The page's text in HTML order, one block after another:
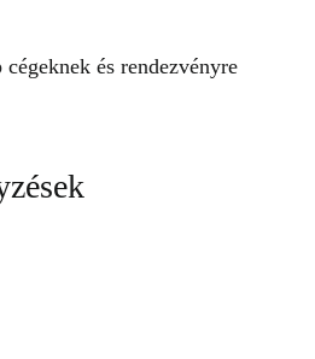
és rendezvényre